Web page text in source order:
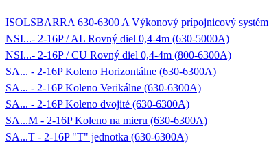
ISOLSBARRA 630-6300 A Výkonový prípojnicový systém
NSI...- 2-16P / AL Rovný diel 0,4-4m (630-5000A)
NSI...- 2-16P / CU Rovný diel 0,4-4m (800-6300A)
SA... - 2-16P Koleno Horizontálne (630-6300A)
SA... - 2-16P Koleno Verikálne (630-6300A)
SA... - 2-16P Koleno dvojité (630-6300A)
SA...M - 2-16P Koleno na mieru (630-6300A)
SA...T - 2-16P "T" jednotka (630-6300A)